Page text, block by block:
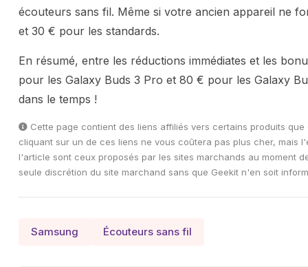
écouteurs sans fil. Même si votre ancien appareil ne
et 30 € pour les standards.
En résumé, entre les réductions immédiates et les
pour les Galaxy Buds 3 Pro et 80 € pour les Galaxy
dans le temps !
Cette page contient des liens affiliés vers certains produits
cliquant sur un de ces liens ne vous coûtera pas plus cher, mais
l'article sont ceux proposés par les sites marchands au moment
seule discrétion du site marchand sans que Geekit n'en soit
Samsung Écouteurs sans fil